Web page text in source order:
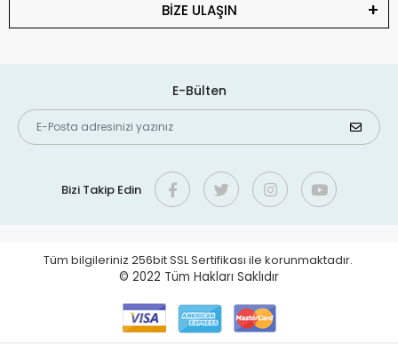
BİZE ULAŞIN
E-Bülten
Bizi Takip Edin
Tüm bilgileriniz 256bit SSL Sertifikası ile korunmaktadır.
© 2022 Tüm Hakları Saklıdır